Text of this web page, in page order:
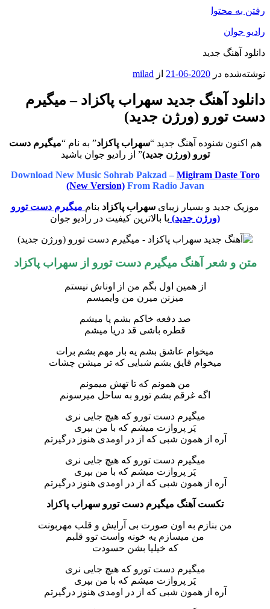
رفتن به محتوا
رادیو جوان
دانلود آهنگ جدید
نوشته‌شده در 2020-06-21 از milad
دانلود آهنگ جدید سهراب پاکزاد – میگیرم
دست تورو (ورژن جدید)
هم اکنون شنوده آهنگ جدید “سهراب پاکزاد” به نام “میگیرم دست
تورو (ورژن جدید)” از رادیو جوان باشید
Download New Music Sohrab Pakzad – Migiram Daste Toro
(New Version)From Radio Javan
موزیک جدید و بسیار زیبای سهراب پاکزاد بنام میگیرم دست تورو
(ورژن جدید) با بالاترین کیفیت در رادیو جوان
متن و شعر آهنگ میگیرم دست تورو از سهراب پاکزاد
از همین اول بگم من از اوناش نیستم
میزنن میرن من وایمیسم
صد دفعه خاکم بشم پا میشم
قطره باشی قد دریا میشم
میخوام عاشق بشم یه بار مهم بشم برات
میخوام قایق بشم شبایی که تر میشن چشات
من همونم که تا تهش میمونم
اگه غرقم بشم تورو به ساحل میرسونم
میگیرم دست تورو که هیچ جایی نری
پَر پروازت میشم که با من بپری
آره از همون شبی که از در اومدی هنوز درگیرتم
میگیرم دست تورو که هیچ جایی نری
پَر پروازت میشم که با من بپری
آره از همون شبی که از در اومدی هنوز درگیرتم
تکست آهنگ میگیرم دست تورو سهراب پاکزاد
من بنازم به اون صورت بی آرایش و قلب مهربونت
من میسازم یه خونه واست توو قلبم
که خیلیا بشن حسودت
میگیرم دست تورو که هیچ جایی نری
پَر پروازت میشم که با من بپری
آره از همون شبی که از در اومدی هنوز درگیرتم